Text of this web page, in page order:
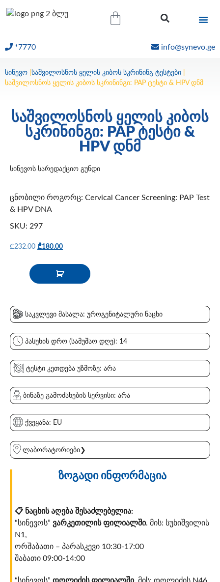
*7770 info@synevo.ge
სინევო საშვილოსნოს ყელის კიბოს სკრინინგ ტესტები
საშვილოსნოს ყელის კიბოს სკრინინგი: PAP ტესტი & HPV დნმ
საშვილოსნოს ყელის კიბოს
სკრინინგი: PAP ტესტი &
HPV დნმ
სინევოს სარედაქციო გუნდი
ცნობილი როგორც: Cervical Cancer Screening: PAP Test
& HPV DNA
SKU: 297
₾232.00 ₾180.00
საკვლევი მასალა: უროგენიტალური ნაცხი
პასუხის დრო (სამუშაო დღე): 14
ტესტი კეთდება უზმოზე: არა
ბინაზე გამოძახების სერვისი: არა
ქვეყანა: EU
ლაბორატორიები❯
ზოგადი ინფორმაცია
📋 ნაცხის აღება შესაძლებელია:
“სინევოს” ვარკეთილის ფილიალში. მის: სუხიშვილის
N1,
ორშაბათი – პარასკევი 10:30-17:00
შაბათი 09:00-14:00
“სინევოს” დოლიძის ფილიალში. მის: დოლიძის N46